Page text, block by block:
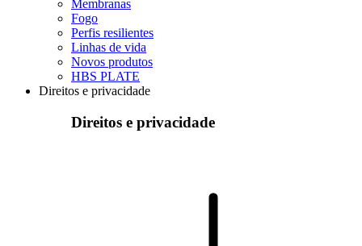
Membranas
Fogo
Perfis resilientes
Linhas de vida
Novos produtos
HBS PLATE
Direitos e privacidade
Direitos e privacidade